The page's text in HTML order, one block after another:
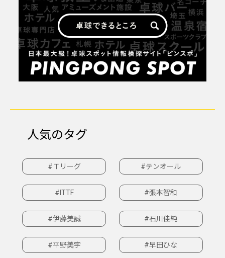
人気のタグ
#Ｔリーグ #テンオール
#ITTF #張本智和
#伊藤美誠 #石川佳純
#平野美宇 #早田ひな